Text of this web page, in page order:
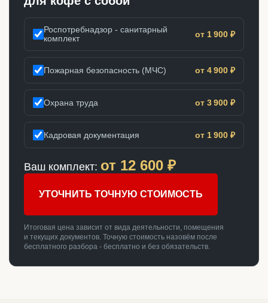
Роспотребнадзор - санитарный
комплект
от 1 900 ₽
Пожарная безопасность (МЧС) от 4 900 ₽
Охрана труда от 3 900 ₽
Кадровая документация от 1 900 ₽
Ваш комплект: от 12 600 ₽
УТОЧНИТЬ ТОЧНУЮ СТОИМОСТЬ
Итоговая цена зависит от вида деятельности, помещения
и текущих документов. Точную стоимость назовём после
бесплатного разбора - бесплатно и без обязательств.